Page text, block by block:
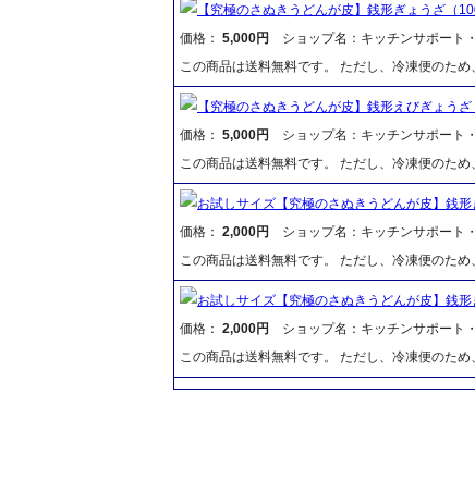
【究極のさぬきうどんが皮】銭形ぎょうざ（
価格： 5,000円
ショップ名：キッチンサポート
この商品は送料無料です。 ただし、冷凍便のた
【究極のさぬきうどんが皮】銭形えびぎょうざ
価格： 5,000円
ショップ名：キッチンサポート
この商品は送料無料です。 ただし、冷凍便のた
お試しサイズ【究極のさぬきうどんが皮】銭
価格： 2,000円
ショップ名：キッチンサポート
この商品は送料無料です。 ただし、冷凍便のた
お試しサイズ【究極のさぬきうどんが皮】銭形
価格： 2,000円
ショップ名：キッチンサポート
この商品は送料無料です。 ただし、冷凍便のた